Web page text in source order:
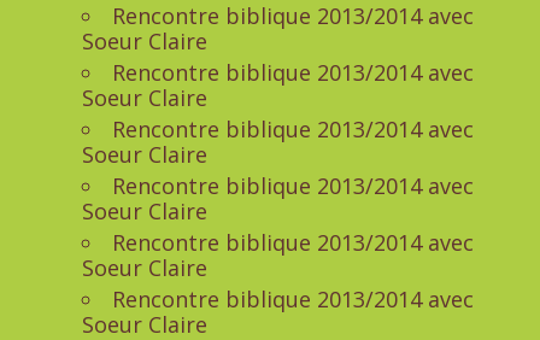
Rencontre biblique 2013/2014 avec
Soeur Claire
Rencontre biblique 2013/2014 avec
Soeur Claire
Rencontre biblique 2013/2014 avec
Soeur Claire
Rencontre biblique 2013/2014 avec
Soeur Claire
Rencontre biblique 2013/2014 avec
Soeur Claire
Rencontre biblique 2013/2014 avec
Soeur Claire